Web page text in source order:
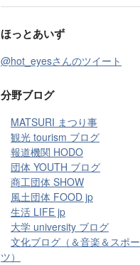
ほっとあいず
@hot_eyesさんのツイート
分野ブログ
MATSURI まつり事
観光 tourism ブログ
報道機関 HODO
団体 YOUTH ブログ
商工団体 SHOW
風土団体 FOOD jp
生活 LIFE jp
大学 university ブログ
文化ブログ（＆音楽＆スポー
ツ）